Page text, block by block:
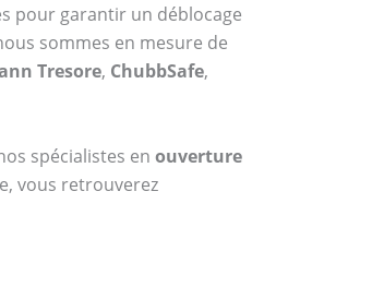
pour garantir un déblocage
sommes en mesure de
Tresore, ChubbSafe,
spécialistes en ouverture
vous retrouverez